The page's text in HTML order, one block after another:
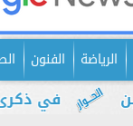
الرياضة الفنون
في ذكرى